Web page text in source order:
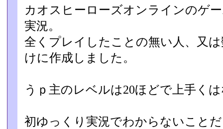
カオスヒーローズオンラインのゲ
実況。
全くプレイしたことの無い人、又
けに作成しました。
うｐ主のレベルは20ほどで上手く
初ゆっくり実況でわからないこと